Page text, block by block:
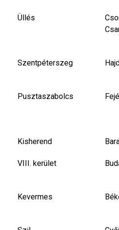
Üllés
Szentpéterszeg
Pusztaszabolcs
Kisherend
VIII. kerület
Kevermes